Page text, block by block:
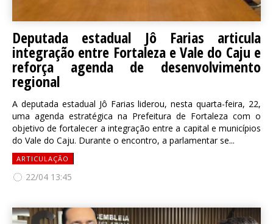
Deputada estadual Jô Farias articula
integração entre Fortaleza e Vale do Caju e
reforça agenda de desenvolvimento
regional
A deputada estadual Jô Farias liderou, nesta quarta-feira, 22,
uma agenda estratégica na Prefeitura de Fortaleza com o
objetivo de fortalecer a integração entre a capital e municípios
do Vale do Caju. Durante o encontro, a parlamentar se...
ARTICULAÇÃO
22/04 13:45